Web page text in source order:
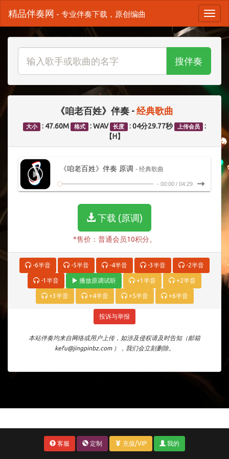
精品伴奏网 - 专业伴奏下载，原创编曲
搜伴奏
《咱老百姓》伴奏 - 经典歌曲
大小 : 47.60M 格式 : WAV 长度 : 04分29.77秒 上传会员
:
【H】
《咱老百姓》伴奏 原调 - 经典歌曲
- 00:00 / 04:29
下载 (原调)
*售价：普通会员10积分。
-6半音 -5半音 -4半音 -3半音 -2半音
-1半音 播放原调试听 +1半音 +2半音
+3半音 +4半音 +5半音 +6半音
投诉与举报
本站伴奏均来自网络或用户上传，如涉及侵权请及时告知（邮箱
kefu@jingpinbz.com ），我们会立刻删除。
客服 定制 充值/VIP 我的